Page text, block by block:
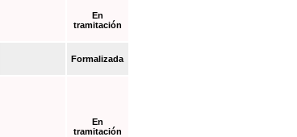
En
tramitación
Formalizada
En
tramitación